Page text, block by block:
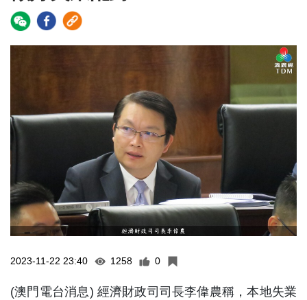
2023-11-22 23:40 1258 0
(澳門電台消息) 經濟財政司司長李偉農稱，本地失業